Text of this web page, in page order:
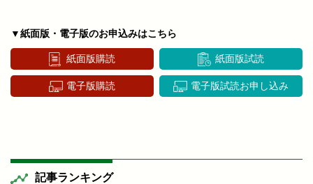
▼紙面版・電子版のお申込みはこちら
紙面版購読 紙面版試読
電子版購読 電子版試読お申し込み
記事ランキング